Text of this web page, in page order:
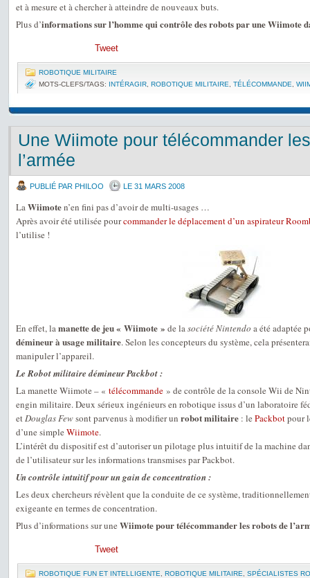
et à mesure et à chercher à atteindre de nouveaux buts.
Plus d’informations sur l’homme qui contrôle des robots par une Wiimote
Tweet
ROBOTIQUE MILITAIRE
MOTS-CLEFS/TAGS: INTÉRAGIR ROBOTIQUE MILITAIRE TÉLÉCOMMANDE
Une Wiimote pour télécommander
l’armée
PUBLIÉ PAR PHILOO LE 31 MARS 2008
LaWiimoten’en fini pas d’avoir de multi-usages …
Après avoir été utilisée pourcommander le déplacement d’un aspirateur
l’utilise !
En effet, lamanette de jeu « Wiimote » de lasociété Nintendo a été adaptée
démineur à usage militaire. Selon les concepteurs du système, cela
manipuler l’appareil.
Le Robot militaire démineur Packbot :
La manette Wiimote – « télécommande » de contrôle de la console Wii de
engin militaire. Deux sérieux ingénieurs en robotique issus d’un laboratoire
etDouglas Fewsont parvenus à modifier un robot militaire : le Packbotpour
d’une simple Wiimote.
L’intérêt du dispositif est d’autoriser un pilotage plus intuitif de la machine
de l’utilisateur sur les informations transmises par Packbot.
Un contrôle intuitif pour un gain de concentration :
Les deux chercheurs révèlent que la conduite de ce système,
exigeante en termes de concentration.
Plus d’informations sur une Wiimote pour télécommander les robots de
Tweet
ROBOTIQUE FUN ET INTELLIGENTE ROBOTIQUE MILITAIRE
SPÉCIALISTES